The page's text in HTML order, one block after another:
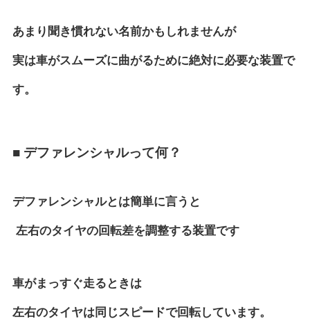
あまり聞き慣れない名前かもしれませんが
実は車がスムーズに曲がるために絶対に必要な装置で
す。
■ デファレンシャルって何？
デファレンシャルとは簡単に言うと
左右のタイヤの回転差を調整する装置です
車がまっすぐ走るときは
左右のタイヤは同じスピードで回転しています。